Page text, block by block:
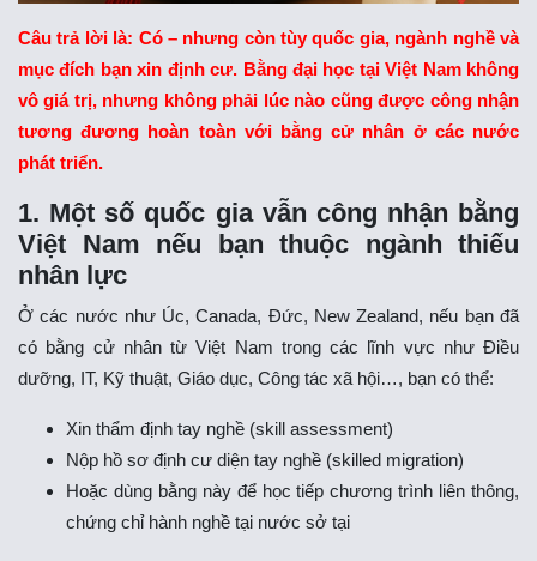
Câu trả lời là: Có – nhưng còn tùy quốc gia, ngành nghề và
mục đích bạn xin định cư. Bằng đại học tại Việt Nam không
vô giá trị, nhưng không phải lúc nào cũng được công nhận
tương đương hoàn toàn với bằng cử nhân ở các nước
phát triển.
1. Một số quốc gia vẫn công nhận bằng
Việt Nam nếu bạn thuộc ngành thiếu
nhân lực
Ở các nước như Úc, Canada, Đức, New Zealand, nếu bạn đã
có bằng cử nhân từ Việt Nam trong các lĩnh vực như Điều
dưỡng, IT, Kỹ thuật, Giáo dục, Công tác xã hội…, bạn có thể:
Xin thẩm định tay nghề (skill assessment)
Nộp hồ sơ định cư diện tay nghề (skilled migration)
Hoặc dùng bằng này để học tiếp chương trình liên thông,
chứng chỉ hành nghề tại nước sở tại